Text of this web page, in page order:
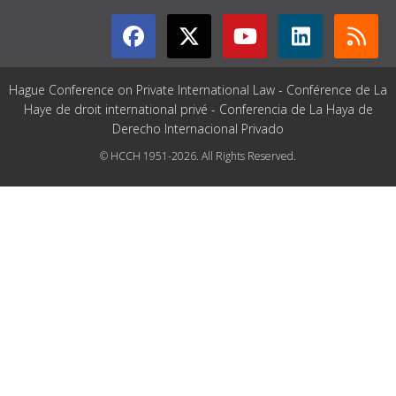
Hague Conference on Private International Law - Conférence de La
Haye de droit international privé - Conferencia de La Haya de
Derecho Internacional Privado
© HCCH 1951-2026. All Rights Reserved.